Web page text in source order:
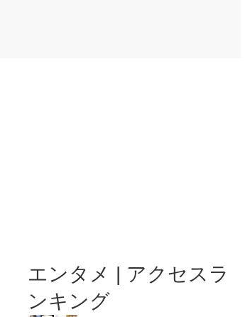
エンタメ | アクセスラ
ンキング